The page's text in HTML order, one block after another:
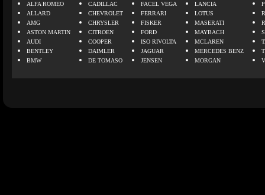
ALFA ROMEO
ALLARD
AMG
ASTON MARTIN
AUDI
BENTLEY
BMW
CADILLAC
CHEVROLET
CHRYSLER
CITROEN
COOPER
DAIMLER
DE TOMASO
FACEL VEGA
FERRARI
FISKER
FORD
ISO RIVOLTA
JAGUAR
JENSEN
LANCIA
LOTUS
MASERATI
MAYBACH
MCLAREN
MERCEDES BENZ
MORGAN